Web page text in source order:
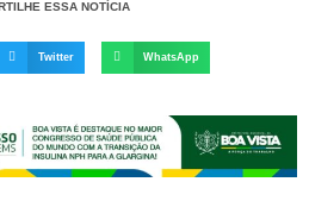
ESSA NOTÍCIA
Twitter WhatsApp